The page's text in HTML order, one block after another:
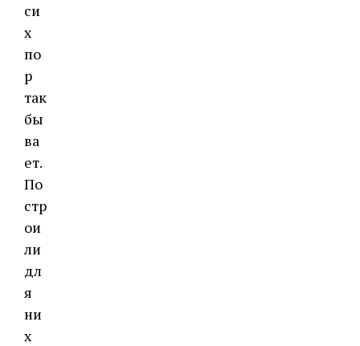
си
х
по
р
так
бы
ва
ет.
По
стр
ои
ли
дл
я
ни
х